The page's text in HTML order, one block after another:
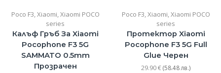
Poco F3,Xiaomi,Xiaomi POCO
series
Калъф Гръб За Xiaomi
Pocophone F3 5G
SAMMATO 0.5mm
Прозрачен
Poco F3,Xiaomi,Xiaomi POCO
series
Протектор Xiaomi
Pocophone F3 5G Full
Glue Черен
29.90€(58.48 лв.)